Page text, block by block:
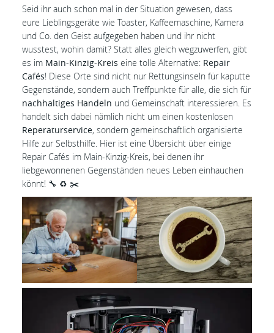
Seid ihr auch schon mal in der Situation gewesen, dass
eure Lieblingsgeräte wie Toaster, Kaffeemaschine, Kamera
und Co. den Geist aufgegeben haben und ihr nicht
wusstest, wohin damit? Statt alles gleich wegzuwerfen, gibt
es im Main-Kinzig-Kreis eine tolle Alternative: Repair
Cafés! Diese Orte sind nicht nur Rettungsinseln für kaputte
Gegenstände, sondern auch Treffpunkte für alle, die sich für
nachhaltiges Handeln und Gemeinschaft interessieren. Es
handelt sich dabei nämlich nicht um einen kostenlosen
Reperaturservice, sondern gemeinschaftlich organisierte
Hilfe zur Selbsthilfe. Hier ist eine Übersicht über einige
Repair Cafés im Main-Kinzig-Kreis, bei denen ihr
liebgewonnenen Gegenständen neues Leben einhauchen
könnt! 🔧 ♻️ ✂️